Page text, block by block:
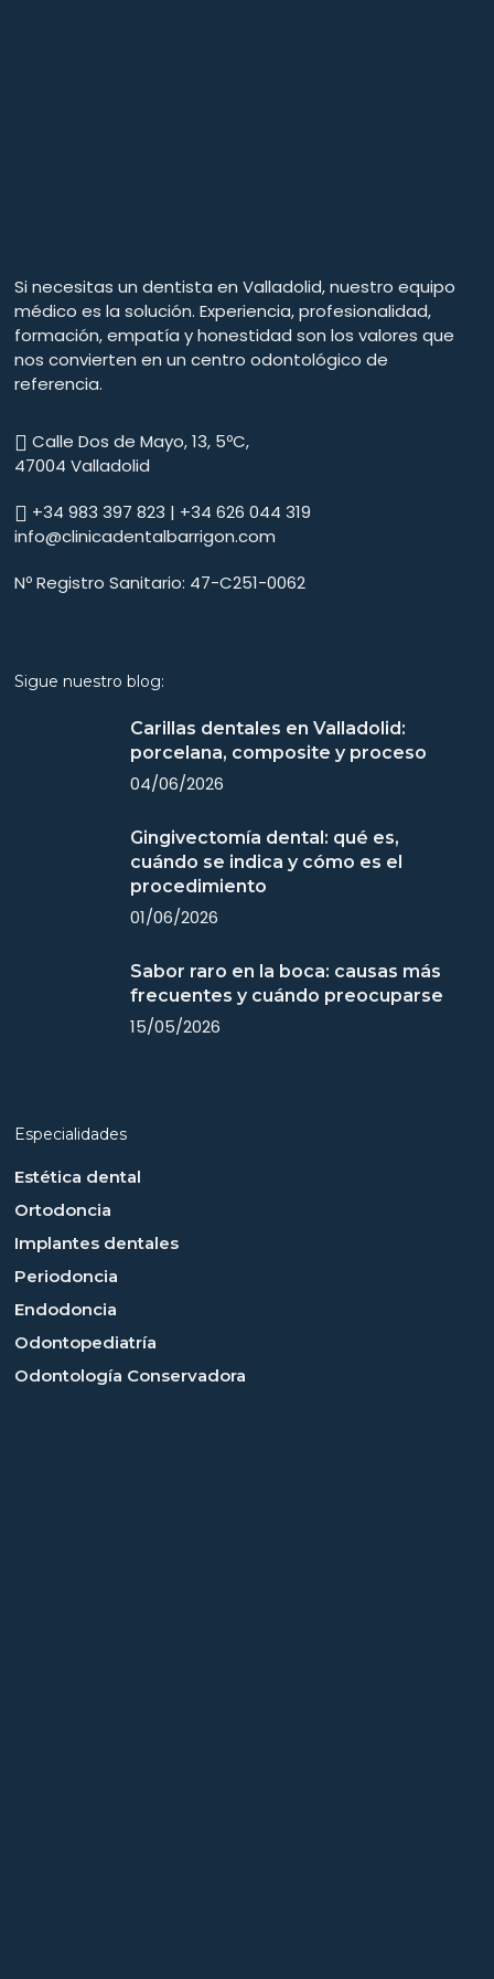
Si necesitas un dentista en Valladolid, nuestro equipo
médico es la solución. Experiencia, profesionalidad,
formación, empatía y honestidad son los valores que
nos convierten en un centro odontológico de
referencia.
Calle Dos de Mayo, 13, 5ºC,
47004 Valladolid
+34 983 397 823 | +34 626 044 319
info@clinicadentalbarrigon.com
Nº Registro Sanitario: 47-C251-0062
Sigue nuestro blog:
Carillas dentales en Valladolid:
porcelana, composite y proceso
04/06/2026
Gingivectomía dental: qué es,
cuándo se indica y cómo es el
procedimiento
01/06/2026
Sabor raro en la boca: causas más
frecuentes y cuándo preocuparse
15/05/2026
Especialidades
Estética dental
Ortodoncia
Implantes dentales
Periodoncia
Endodoncia
Odontopediatría
Odontología Conservadora